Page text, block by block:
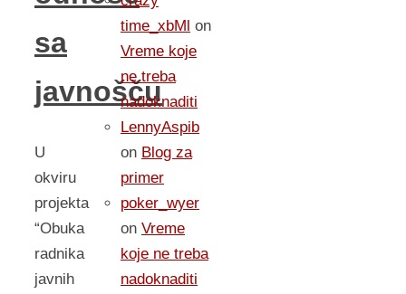
sa
javnošču
U
okviru
projekta
“Obuka
radnika
javnih
time_xbMl on
Vreme koje
ne treba
nadoknaditi
LennyAspib
on Blog za
primer
poker_wyer
on Vreme
koje ne treba
nadoknaditi